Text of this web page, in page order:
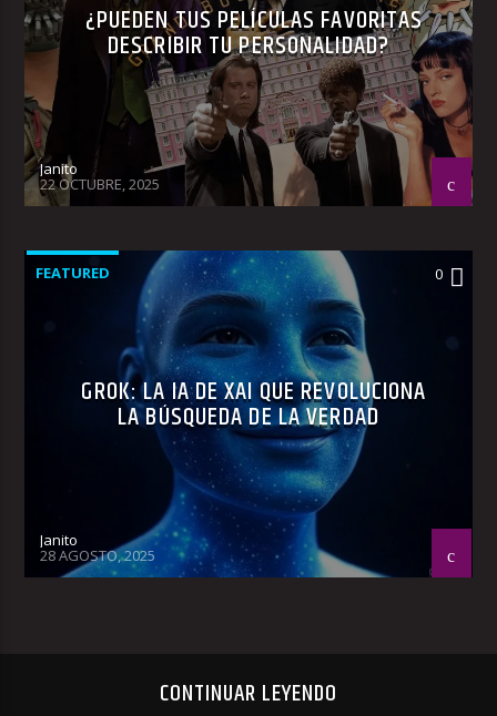
¿PUEDEN TUS PELÍCULAS FAVORITAS
DESCRIBIR TU PERSONALIDAD?
Janito
22 OCTUBRE, 2025
FEATURED 0
GROK: LA IA DE XAI QUE REVOLUCIONA
LA BÚSQUEDA DE LA VERDAD
Janito
28 AGOSTO, 2025
CONTINUAR LEYENDO